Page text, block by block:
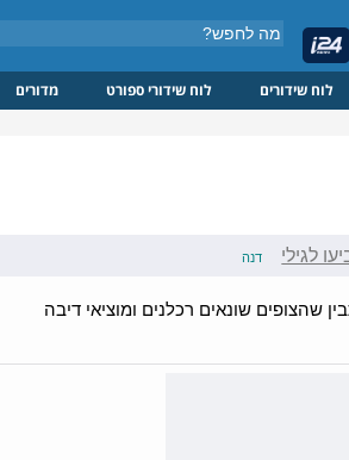
לוח שידורים לוח שידורי ספורט מדורים
לגילי דנה
שהצופים שונאים רכלנים ומוציאי דיבה